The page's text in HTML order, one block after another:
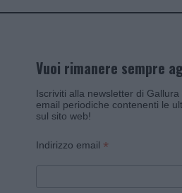
Vuoi rimanere sempre
Iscriviti alla newsletter di
email periodiche contenenti le
sul sito web!
Indirizzo email *